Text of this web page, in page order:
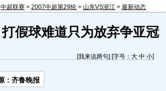
中超联赛 > 2007中超第29轮 > 山东VS浙江 > 最新动态
假球难道只为放弃争亚冠
[我来说两句] [字号： 大 中 小]
：齐鲁晚报